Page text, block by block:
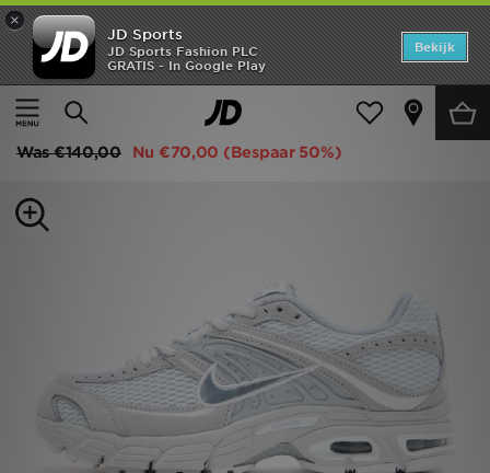
×
JD Sports
JD Sports Fashion PLC
GRATIS - In Google Play
Bekijk
Thuis
Dames Damesschoenen Sneakers
Nike Air Max Moto 2K Women's
Was€140,00 Nu €70,00 (Bespaar 50%)
Home
Offers
Dames
Voetbal